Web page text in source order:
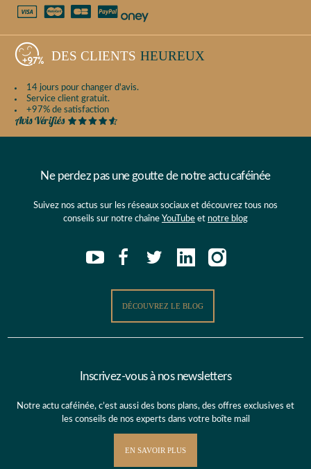
DES CLIENTS HEUREUX
14 jours pour changer d'avis.
Service client gratuit.
+97% de satisfaction
Ne perdez pas une goutte de notre actu caféinée
Suivez nos actus sur les réseaux sociaux et découvrez tous nos
conseils sur notre chaîne YouTube et notre blog
DÉCOUVREZ LE BLOG
Inscrivez-vous à nos newsletters
Notre actu caféinée, c’est aussi des bons plans, des offres exclusives et
les conseils de nos experts dans votre boîte mail
EN SAVOIR PLUS